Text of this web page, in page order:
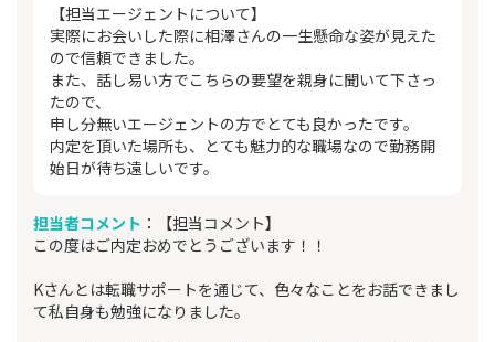
【担当エージェントについて】
実際にお会いした際に相澤さんの一生懸命な姿が見えた
ので信頼できました。
また、話し易い方でこちらの要望を親身に聞いて下さっ
たので、
申し分無いエージェントの方でとても良かったです。
内定を頂いた場所も、とても魅力的な職場なので勤務開
始日が待ち遠しいです。
担当者コメント ：【担当コメント】
この度はご内定おめでとうございます！！
Kさんとは転職サポートを通じて、色々なことをお話できまし
て私自身も勉強になりました。